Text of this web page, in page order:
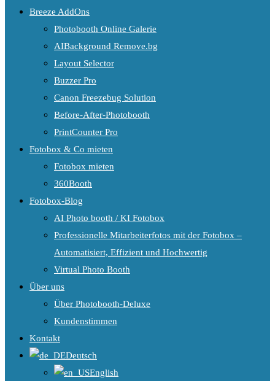
Breeze AddOns
Photobooth Online Galerie
AIBackground Remove.bg
Layout Selector
Buzzer Pro
Canon Freezebug Solution
Before-After-Photobooth
PrintCounter Pro
Fotobox & Co mieten
Fotobox mieten
360Booth
Fotobox-Blog
AI Photo booth / KI Fotobox
Professionelle Mitarbeiterfotos mit der Fotobox –
Automatisiert, Effizient und Hochwertig
Virtual Photo Booth
Über uns
Über Photobooth-Deluxe
Kundenstimmen
Kontakt
Deutsch
English